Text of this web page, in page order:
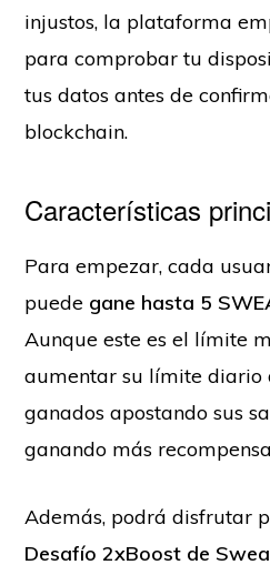
injustos, la plataforma
para comprobar tu
tus datos antes de
blockchain.
Características
Para empezar, cada
puede gane hasta 5
Aunque este es el límite
aumentar su límite diario
ganados apostando sus
ganando más
Además, podrá disfrutar
Desafío 2xBoost de